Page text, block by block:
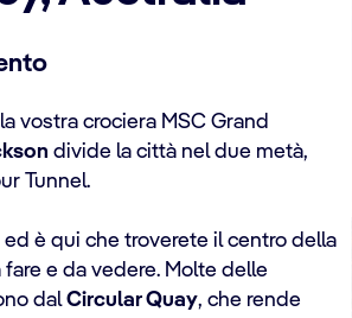
vostra crociera MSC Grand
divide la città nel due metà,
Tunnel.
è qui che troverete il centro della
e da vedere. Molte delle
dalCircular Quay, che rende